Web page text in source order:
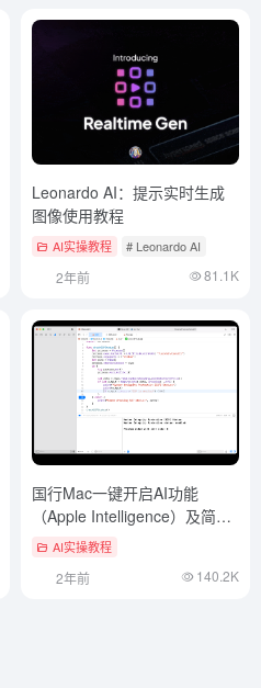
Leonardo AI：提示实时生成
图像使用教程
AI实操教程 # Leonardo AI
2年前 81.1K
国行Mac一键开启AI功能
（Apple Intelligence）及简单
评测AI实操教程
2年前 140.2K